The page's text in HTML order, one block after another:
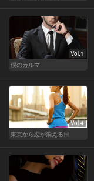
Vol.1
僕のカルマ
Vol.4
東京から恋が消える日